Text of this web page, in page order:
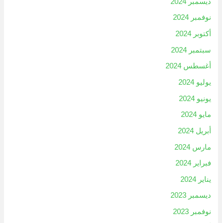
نوفمبر 2024
أكتوبر 2024
سبتمبر 2024
أغسطس 2024
يوليو 2024
يونيو 2024
مايو 2024
أبريل 2024
مارس 2024
فبراير 2024
يناير 2024
ديسمبر 2023
نوفمبر 2023